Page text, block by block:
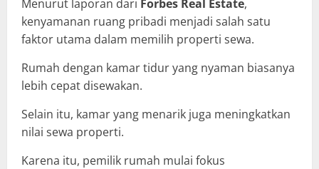
Menurut laporan dari Forbes Real Estate,
kenyamanan ruang pribadi menjadi salah satu
faktor utama dalam memilih properti sewa.
Rumah dengan kamar tidur yang nyaman biasanya
lebih cepat disewakan.
Selain itu, kamar yang menarik juga meningkatkan
nilai sewa properti.
Karena itu, pemilik rumah mulai fokus